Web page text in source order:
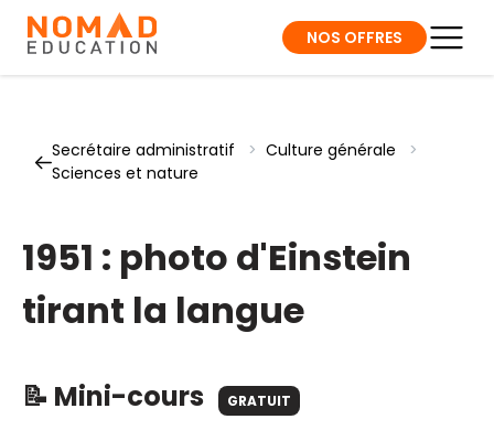
NOS OFFRES
Secrétaire administratif > Culture générale
>
Sciences et nature
1951 : photo d'Einstein
tirant la langue
📝 Mini-cours GRATUIT